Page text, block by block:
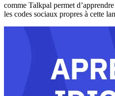
comme Talkpal permet
les codes sociaux propres à cette